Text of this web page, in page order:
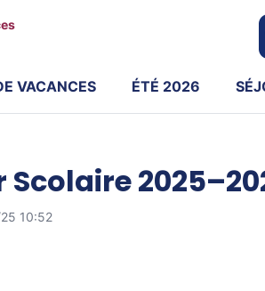
VACANCES ÉTÉ 2026
10:52